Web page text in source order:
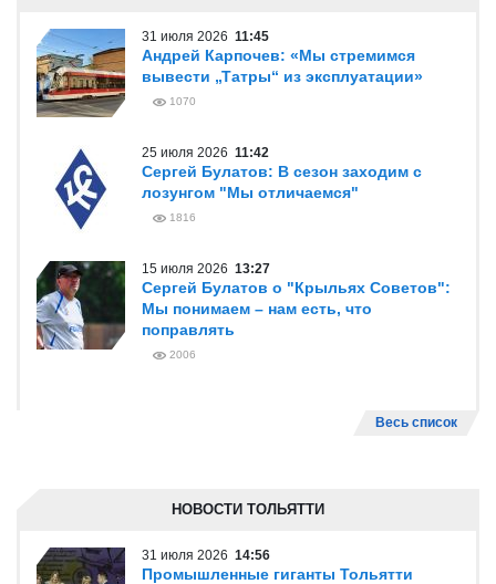
31 июля 2026 11:45
Андрей Карпочев: «Мы стремимся
вывести „Татры“ из эксплуатации»
1070
25 июля 2026 11:42
Сергей Булатов: В сезон заходим с
лозунгом "Мы отличаемся"
1816
15 июля 2026 13:27
Сергей Булатов о "Крыльях Советов":
Мы понимаем – нам есть, что
поправлять
2006
Весь список
НОВОСТИ ТОЛЬЯТТИ
31 июля 2026 14:56
Промышленные гиганты Тольятти